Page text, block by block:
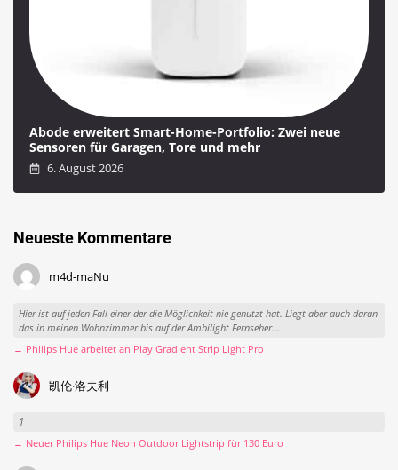
Abode erweitert Smart-Home-Portfolio: Zwei neue
Sensoren für Garagen, Tore und mehr
6. August 2026
Neueste Kommentare
m4d-maNu
Hier ist auf jeden Fall einer der die Möglichkeit nie genutzt hat. Liegt aber auch daran
das in meinen Wohnzimmer bis auf der Ambilight Fernseher...
→ Philips Hue arbeitet an Play Gradient Strip Light Pro
凯伦·洛夫利
1
→ Neuer Philips Hue Neon Outdoor Lightstrip für 130 Euro